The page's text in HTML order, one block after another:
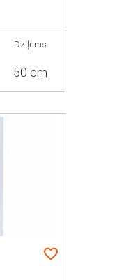
Dziļums
50 cm